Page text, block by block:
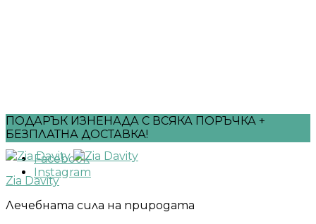
ПОДАРЪК ИЗНЕНАДА С ВСЯКА ПОРЪЧКА +
БЕЗПЛАТНА ДОСТАВКА!
Facebook
Instagram
Zia Davity
Лечебната сила на природата